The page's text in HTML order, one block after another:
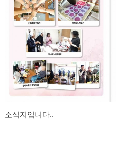
소식지입니다..